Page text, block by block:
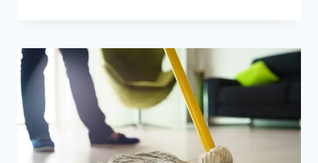
આદત
(RESTLESS
LEG
SYNDROME)
અને
તેનું
ન્યુરોલોજીકલ
કારણ.